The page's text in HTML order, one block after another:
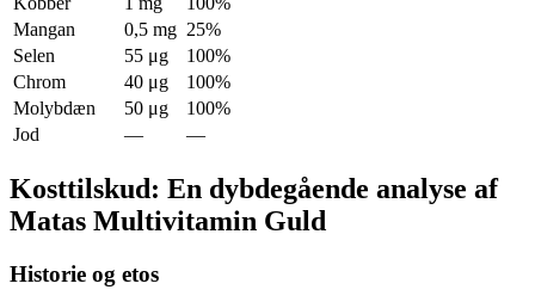
Mangan
0,5 mg 25%
Selen
55 μg
100%
Chrom
40 μg
100%
Molybdæn
50 μg
100%
Jod
— —
Kosttilskud: En dybdegående analyse af
Matas Multivitamin Guld
Historie og etos